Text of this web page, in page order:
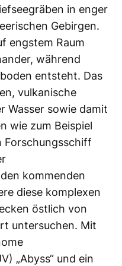
in enger
Gebirgen.
engstem Raum
während
entsteht. Das
vulkanische
Wasser sowie damit
wie zum Beispiel
Forschungsschiff
kommenden
diese komplexen
östlich von
untersuchen. Mit
„Abyss“ und ein